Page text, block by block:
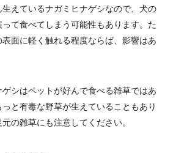
えているナガミヒナゲシなので、犬の
て食べてしまう可能性もあります。た
面に軽く触れる程度ならば、影響はあ
シはペットが好んで食べる雑草ではあ
と有毒な野草が生えていることもあり
の雑草にも注意してください。